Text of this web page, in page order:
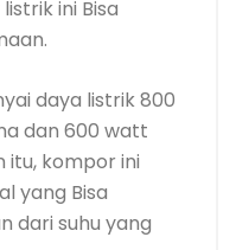
kunci
Ketika
membeli kompor
Cooker